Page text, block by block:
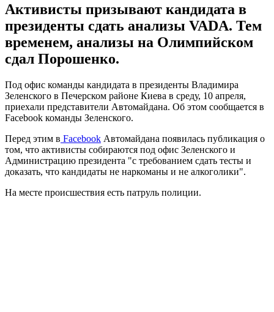
Активисты призывают кандидата в
президенты сдать анализы VADA. Тем
временем, анализы на Олимпийском
сдал Порошенко.
Под офис команды кандидата в президенты Владимира
Зеленского в Печерском районе Киева в среду, 10 апреля,
приехали представители Автомайдана. Об этом сообщается в
Facebook команды Зеленского.
Перед этим в Facebook Автомайдана появилась публикация о
том, что активисты собираются под офис Зеленского и
Администрацию президента "с требованием сдать тесты и
доказать, что кандидаты не наркоманы и не алкоголики".
На месте происшествия есть патруль полиции.